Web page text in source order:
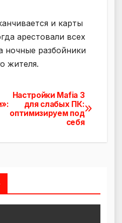
и карты
арестовали всех
ночные разбойники
жителя.
Настройки Mafia 3
для слабых ПК:
оптимизируем под
себя